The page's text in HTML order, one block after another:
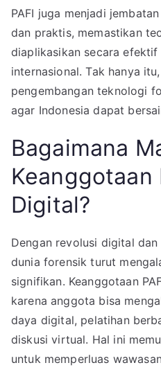
PAFI juga menjadi
dan praktis, memastikan
diaplikasikan secara efektif
internasional. Tak hanya
pengembangan teknologi
agar Indonesia dapat
Bagaimana
Keanggotaan
Digital?
Dengan revolusi digital
dunia forensik turut
signifikan. Keanggotaan
karena anggota bisa
daya digital, pelatihan
diskusi virtual. Hal ini
untuk memperluas